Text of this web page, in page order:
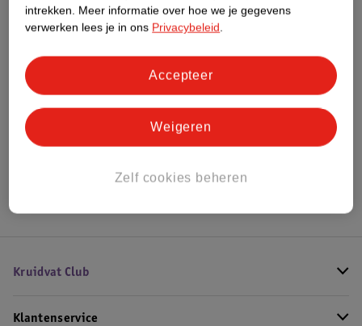
Bestel & Bezorginformatie
Bekijk ook
Alle Whitening tandpasta
Hoe controleren wij de reviews?
Kruidvat Club
Klantenservice
intrekken. Meer informatie over hoe we je gegevens
verwerken lees je in ons Privacybeleid.
Zelf cookies beheren
Weigeren
Accepteer